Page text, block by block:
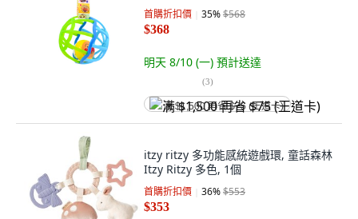
首購折扣價 35%$568
$368
明天 8/10 (一) 預計送達
(3)
满 $1,500 再省 $75 (王道卡)
itzy ritzy 多功能感統遊戲環, 童話森林
Itzy Ritzy 多色, 1個
首購折扣價 36%$553
$353